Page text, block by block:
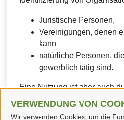
VERWENDUNG VON
Wir verwenden Cookies, um die
Juristische Personen,
Vereinigungen, denen
kann
natürliche Personen,
gewerblich tätig sind.
Eine Nutzung ist aber auch
Sinne von § 1 Abs. 4